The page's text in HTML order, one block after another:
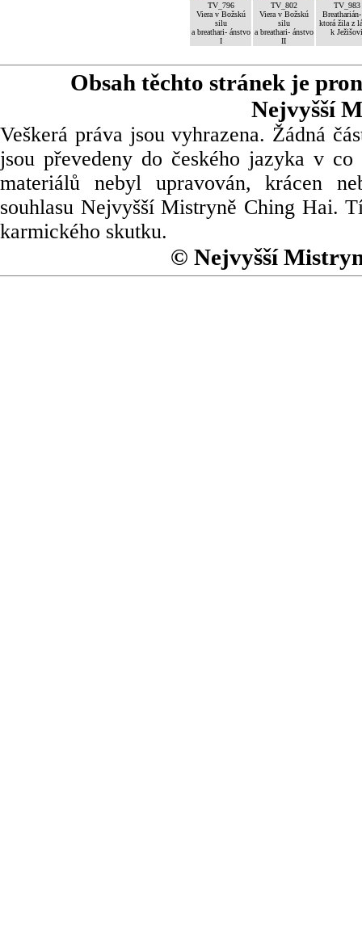
TV_796
Viera v Božskú
silu
a breathari- ánstvo
I
TV_802
Viera v Božskú
silu
a breathari- ánstvo
II
TV_983
ktorá žila z
k Ježišovi
Obsah těchto stránek je
Nejvyšší
Veškerá práva jsou vyhrazena. Žádná
jsou převedeny do českého jazyka v
materiálů nebyl upravován, krácen
souhlasu Nejvyšší Mistryně Ching Hai.
karmického skutku.
© Nejvyšší